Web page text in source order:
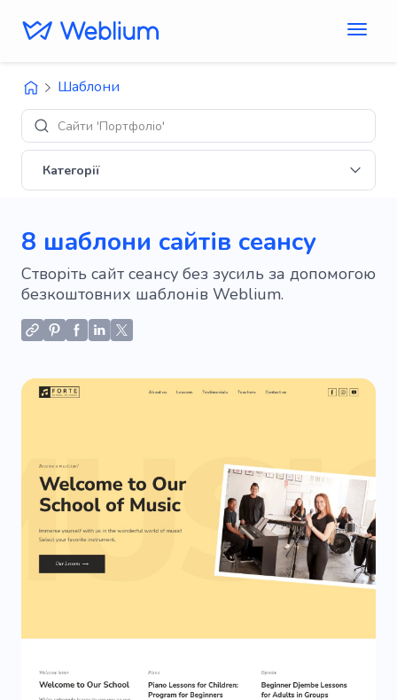
Шаблони
Дизайни 'E
Категорії
8 шаблони сайтів сеансу
Створіть сайт сеансу без зусиль за допомогою
безкоштовних шаблонів Weblium.